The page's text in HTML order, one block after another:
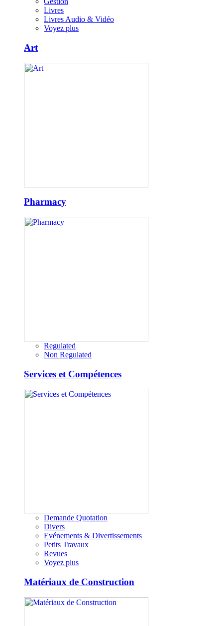
Livres
Livres Audio & Vidéo
Voyez plus
Art
Pharmacy
Regulated
Non Regulated
Services et Compétences
Demande Quotation
Divers
Evénements & Divertissements
Petits Travaux
Revues
Voyez plus
Matériaux de Construction